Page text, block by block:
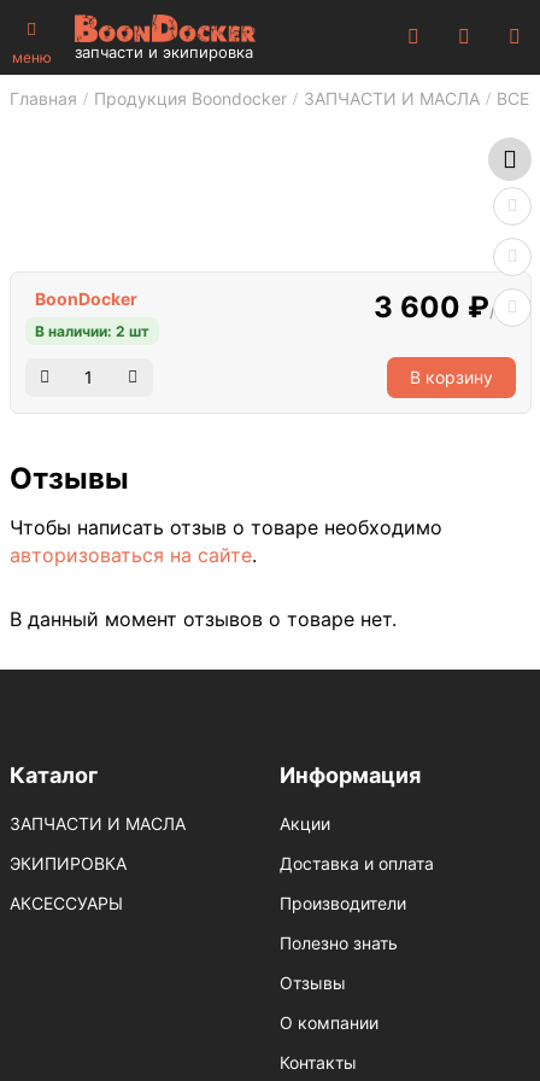
меню запчасти и экипировка
Главная Продукция Boondocker ЗАПЧАСТИ И МАСЛА ВСЕ
BoonDocker
В наличии: 2 шт
3 600 ₽/шт
В корзину
Отзывы
Чтобы написать отзыв о товаре необходимо
авторизоваться на сайте.
В данный момент отзывов о товаре нет.
Каталог
ЗАПЧАСТИ И МАСЛА
ЭКИПИРОВКА
АКСЕССУАРЫ
Информация
Акции
Доставка и оплата
Производители
Полезно знать
Отзывы
О компании
Контакты